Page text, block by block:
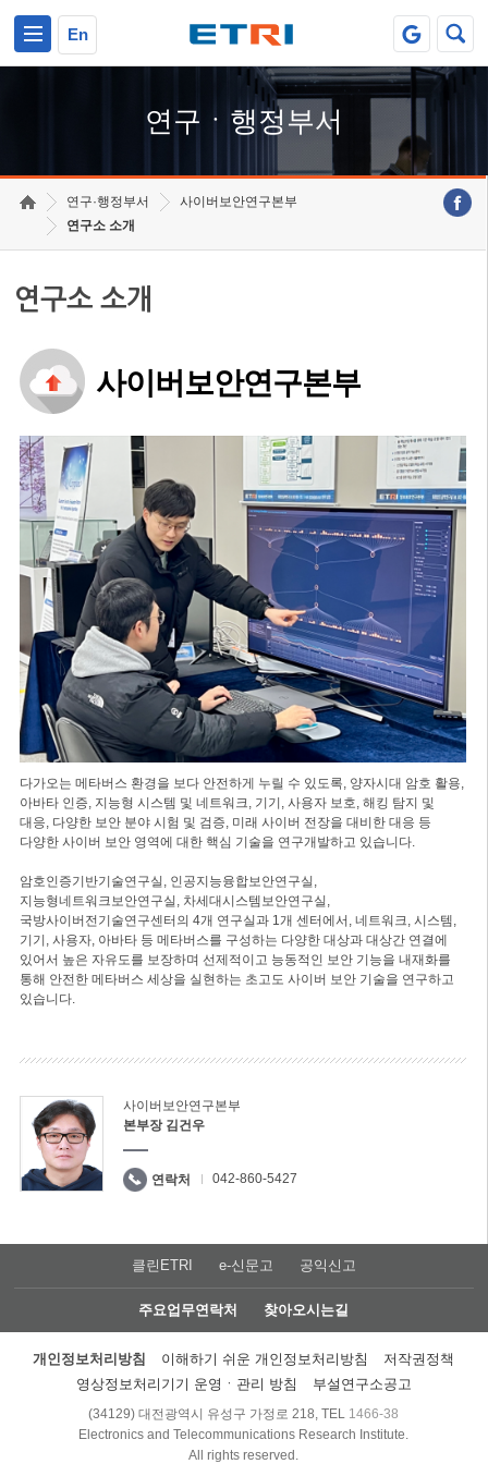
En
연구ㆍ행정부서
연구·행정부서
사이버보안연구본부
연구소 소개
연구소 소개
사이버보안연구본부
다가오는 메타버스 환경을 보다 안전하게 누릴 수 있도록, 양자시대 암호 활용,
아바타 인증, 지능형 시스템 및 네트워크, 기기, 사용자 보호, 해킹 탐지 및
대응, 다양한 보안 분야 시험 및 검증, 미래 사이버 전장을 대비한 대응 등
다양한 사이버 보안 영역에 대한 핵심 기술을 연구개발하고 있습니다.
암호인증기반기술연구실, 인공지능융합보안연구실,
지능형네트워크보안연구실, 차세대시스템보안연구실,
국방사이버전기술연구센터의 4개 연구실과 1개 센터에서, 네트워크, 시스템,
기기, 사용자, 아바타 등 메타버스를 구성하는 다양한 대상과 대상간 연결에
있어서 높은 자유도를 보장하며 선제적이고 능동적인 보안 기능을 내재화를
통해 안전한 메타버스 세상을 실현하는 초고도 사이버 보안 기술을 연구하고
있습니다.
사이버보안연구본부
본부장 김건우
연락처 042-860-5427
클린ETRI e-신문고 공익신고
주요업무연락처 찾아오시는길
개인정보처리방침 이해하기 쉬운 개인정보처리방침
저작권정책
영상정보처리기기 운영ㆍ관리 방침
부설연구소공고
(34129) 대전광역시 유성구 가정로 218, TEL 1466-38
Electronics and Telecommunications Research Institute.
All rights reserved.